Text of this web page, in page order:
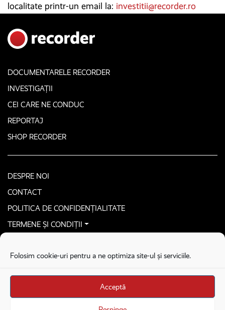
Folosim cookie-uri pentru a ne optimiza site-ul și serviciile.
Acceptă
localitate printr-un email la: investitii@recorder.ro
DOCUMENTARELE RECORDER
INVESTIGAȚII
CEI CARE NE CONDUC
REPORTAJ
SHOP RECORDER
DESPRE NOI
CONTACT
POLITICA DE CONFIDENȚIALITATE
TERMENE ȘI CONDIȚII
Stega creative
Brandul Recorder e operat de Asociația Recorder Community, sub licența SC